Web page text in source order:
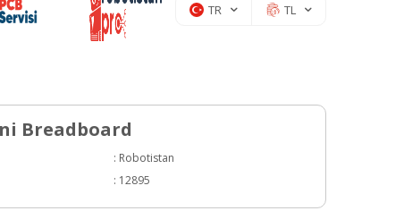
TR TL
Breadboard
: Robotistan
: 12895